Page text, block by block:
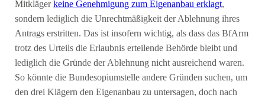
Mitklägerkeine Genehmigung zum Eigenanbau erklagt,
sondern lediglich die Unrechtmäßigkeit der Ablehnung ihres
Antrags erstritten. Das ist insofern wichtig, als dass das BfArm
trotz des Urteils die Erlaubnis erteilende Behörde bleibt und
lediglich die Gründe der Ablehnung nicht ausreichend waren.
So könnte die Bundesopiumstelle andere Gründen suchen, um
den drei Klägern den Eigenanbau zu untersagen, doch nach